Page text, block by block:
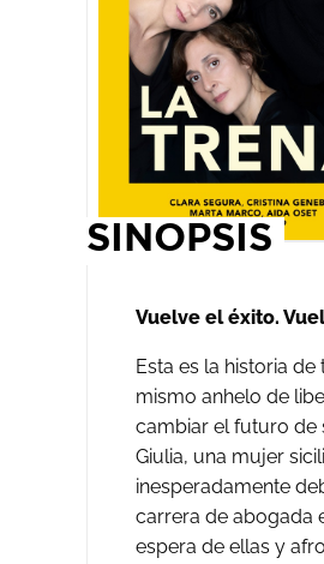
SINOPSIS
Vuelve el éxito.
Esta es la historia
mismo anhelo de
cambiar el futuro de
Giulia, una mujer
inesperadamente
carrera de abogada
espera de ellas y